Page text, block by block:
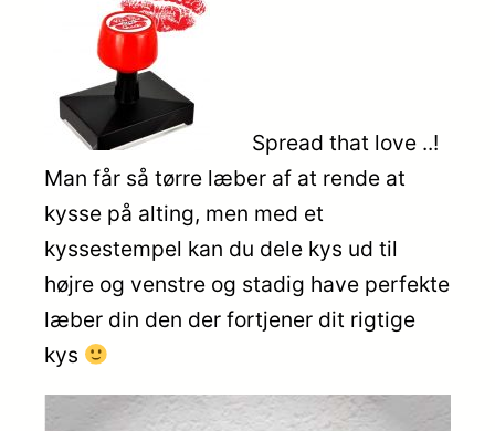
Spread that love ..!
Man får så tørre læber af at rende at
kysse på alting, men med et
kyssestempel kan du dele kys ud til
højre og venstre og stadig have perfekte
læber din den der fortjener dit rigtige
kys